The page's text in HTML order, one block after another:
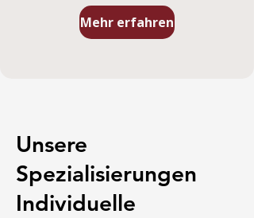
Mehr erfahren
Unsere
Spezialisierungen
Individuelle